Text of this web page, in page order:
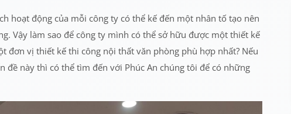
hoạt động của mỗi công ty có thể kế đến một nhân tố tạo nên
Vậy làm sao để công ty mình có thể sở hữu được một thiết kế
đơn vị thiết kế thi công nội thất văn phòng phù hợp nhất? Nếu
đề này thì có thể tìm đến với Phúc An chúng tôi để có những